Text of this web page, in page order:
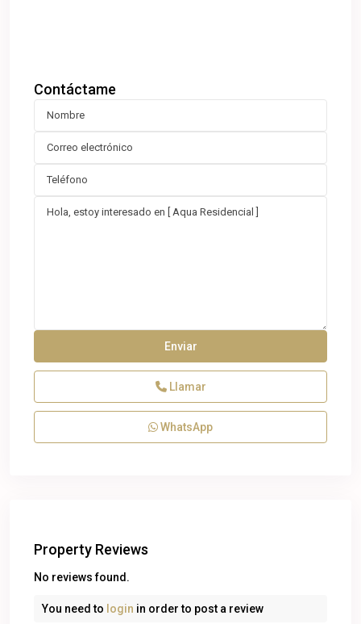
Contáctame
Llamar
WhatsApp
Property Reviews
No reviews found.
You need to login in order to post a review